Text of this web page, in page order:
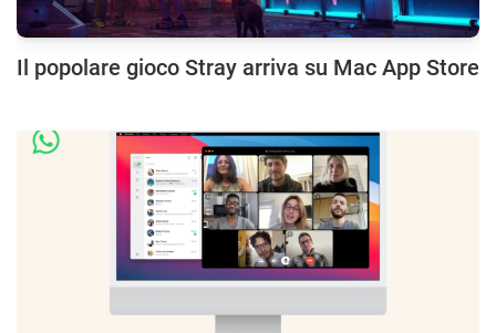
Il popolare gioco Stray arriva su Mac App Store